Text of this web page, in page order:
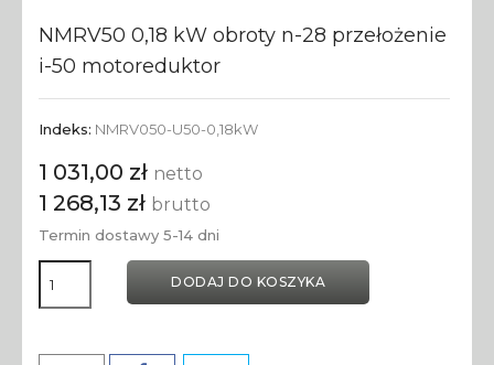
NMRV50 0,18 kW obroty n-28 przełożenie
i-50 motoreduktor
Indeks: NMRV050-U50-0,18kW
1 031,00 zł netto
1 268,13 zł brutto
Termin dostawy 5-14 dni
DODAJ DO KOSZYKA